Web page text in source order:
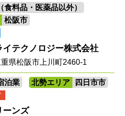
食料品・医薬品以外）
松阪市
イテクノロジー株式会社
県松阪市上川町2460-1
泊業 北勢エリア 四日市市
ーンズ